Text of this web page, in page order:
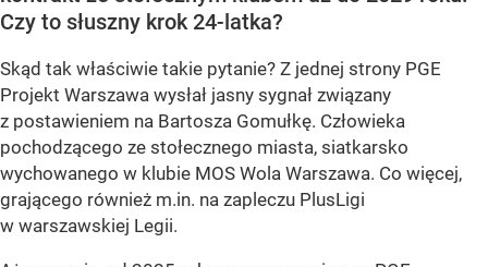
Czy to słuszny krok 24-latka?
Skąd tak właściwie takie pytanie? Z jednej strony PGE
Projekt Warszawa wysłał jasny sygnał związany
z postawieniem na Bartosza Gomułkę. Człowieka
pochodzącego ze stołecznego miasta, siatkarsko
wychowanego w klubie MOS Wola Warszawa. Co więcej,
grającego również m.in. na zapleczu PlusLigi
w warszawskiej Legii.